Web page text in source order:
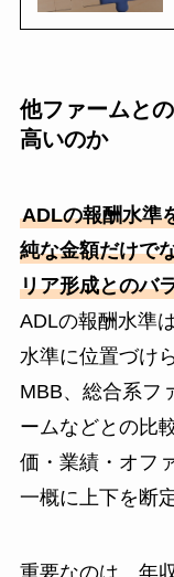
他ファームと
高いのか
ADLの報酬水準
純な金額だけで
リア形成とのバ
ADLの報酬水準
水準に位置づけ
MBB、総合系フ
ームなどとの比
価・業績・オフ
一概に上下を断